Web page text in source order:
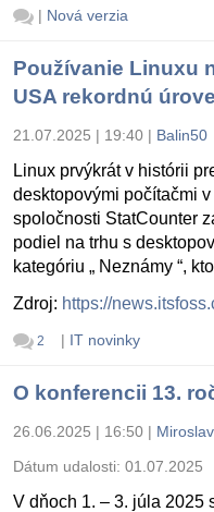
| Nová verzia
Používanie Linuxu
USA rekordnú
21.07.2025 | 19:40 | Balin50
Linux prvýkrát v histórii
desktopovými počítačmi
spoločnosti StatCounter
podiel na trhu s
kategóriu „ Neznámy “,
Zdroj: https://
2 | IT novinky
O konferencii 13.
26.06.2025 | 16:50 |
Dátum udalosti: 01.07.2025
V dňoch 1. – 3. júla 2025